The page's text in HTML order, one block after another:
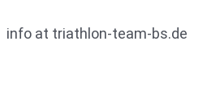
info at triathlon-team-bs.de